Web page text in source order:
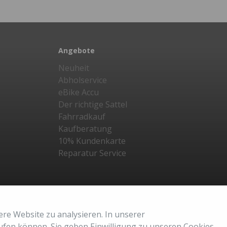
Website zu analysieren. In unserer
Angebote
Neuheit
Abholservice
eBike Accu
Der richtige Sattel
Fahrradkauf
Kaufberatung
10% Kundenkarte
Reparatur Service